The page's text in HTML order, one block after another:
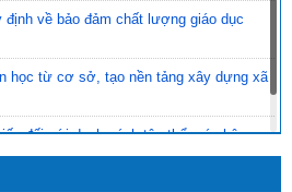
định về bảo đảm chất lượng giáo dục
học từ cơ sở, tạo nền tảng xây dựng xã
đối với danh sách tập thể, cá nhân
thưởng, năm học 2025-2026 (23/07/2026)